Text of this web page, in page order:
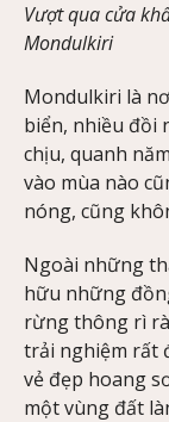
Vượt qua cửa
Mondulkiri
Mondulkiri là
biển, nhiều đồi
chịu, quanh
vào mùa nào
nóng, cũng
Ngoài những
hữu những
rừng thông rì
trải nghiệm rất
vẻ đẹp hoang
một vùng đất